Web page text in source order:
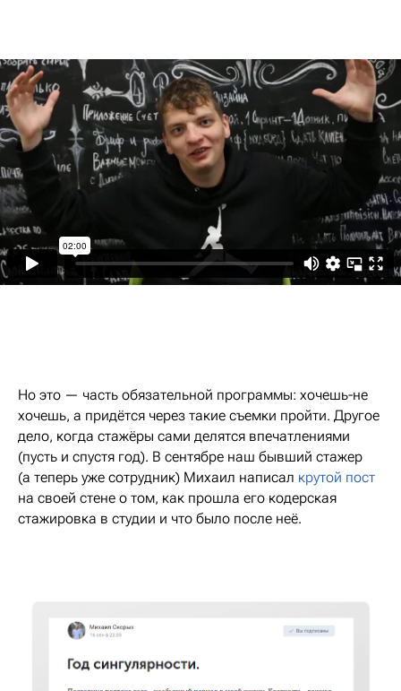
Но это — часть обязательной программы: хочешь-не
хочешь, а придётся через такие съемки пройти. Другое
дело, когда стажёры сами делятся впечатлениями
(пусть и спустя год). В сентябре наш бывший стажер
(а теперь уже сотрудник) Михаил написал крутой пост
на своей стене о том, как прошла его кодерская
стажировка в студии и что было после неё.